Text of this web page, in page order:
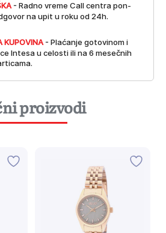
- Radno vreme Call centra pon-
na upit u roku od 24h.
KUPOVINA - Plaćanje gotovinom i
Intesa u celosti ili na 6 mesečnih
proizvodi